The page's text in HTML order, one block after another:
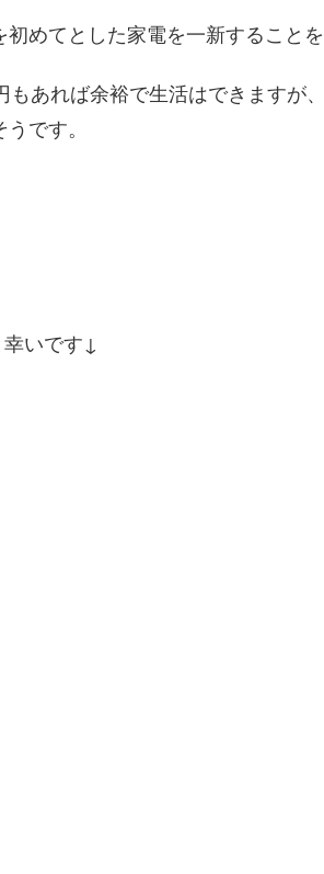
めてとした家電を一新することを
あれば余裕で生活はできますが
です。
いです↓